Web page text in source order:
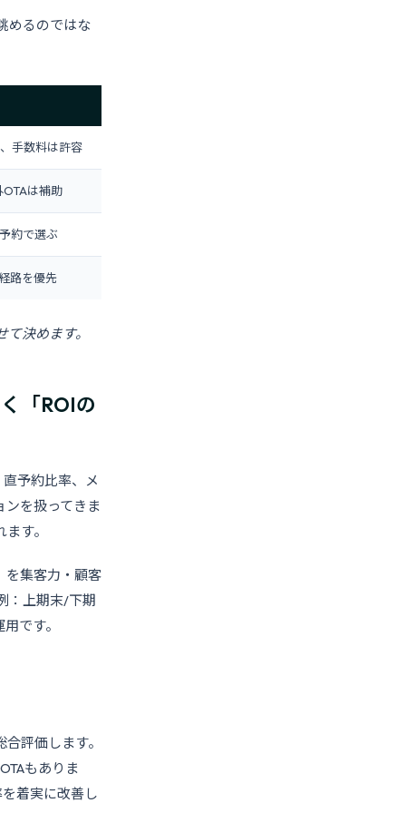
めるのではな
手数料は許容
は補助
約で選ぶ
路を優先
決めます。
「ROIの
予約比率、メ
ンを扱ってきま
す。
を集客力・顧客
：上期末/下期
です。
評価します。
もありま
着実に改善し